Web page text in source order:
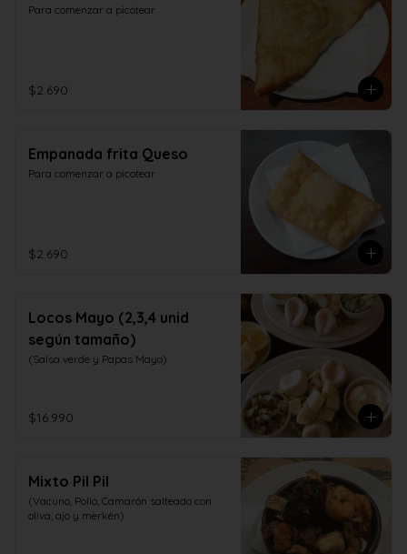
Para comenzar a picotear
$2.690
Empanada frita Queso
Para comenzar a picotear
$2.690
Locos Mayo (2,3,4 unid
según tamaño)
(Salsa verde y Papas Mayo)
$16.990
Mixto Pil Pil
(Vacuno, Pollo, Camarón salteado con
oliva, ajo y merkèn)